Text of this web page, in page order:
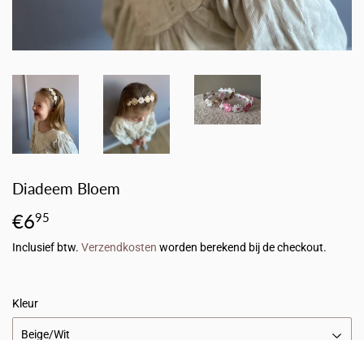
Diadeem Bloem
€695
Inclusief btw. Verzendkosten worden berekend bij de checkout.
Kleur